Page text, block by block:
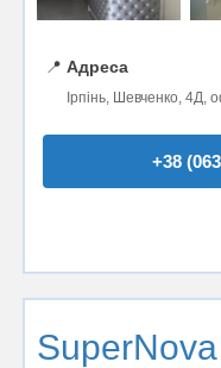
📍 Адреса
Ірпінь, Шевченко, 4Д,
+38
SuperNova